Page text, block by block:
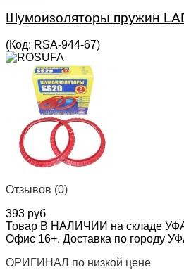
Шумоизоляторы пружин
(Код: RSA-944-67)
Отзывов (0)
393 руб
Товар В НАЛИЧИИ на складе
Офис 16+. Доставка по городу
ОРИГИНАЛ по низкой цене